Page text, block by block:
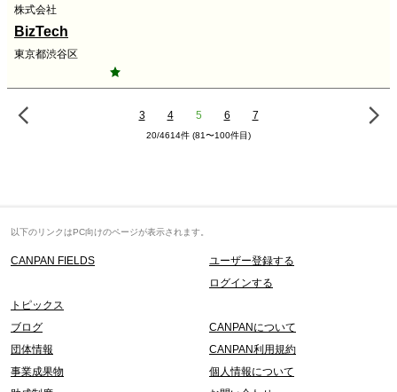
株式会社
BizTech
東京都渋谷区
3 4 5 6 7
20/4614件 (81〜100件目)
以下のリンクはPC向けのページが表示されます。
CANPAN FIELDS
ユーザー登録する
ログインする
トピックス
ブログ
団体情報
事業成果物
CANPANについて
CANPAN利用規約
個人情報について